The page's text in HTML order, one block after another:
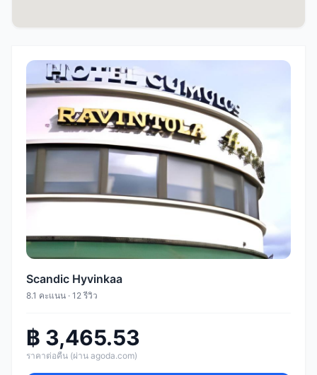
Scandic Hyvinkaa
8.1 คะแนน · 12 รีวิว
฿ 3,465.53
ราคาต่อคืน (ผ่าน agoda.com)